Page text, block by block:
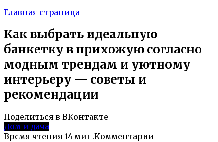
Главная страница
Как выбрать идеальную
банкетку в прихожую согласно
модным трендам и уютному
интерьеру — советы и
рекомендации
Поделиться в ВКонтакте
Дом и дача
Время чтения 14 мин.Комментарии